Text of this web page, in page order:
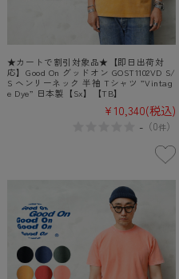
★カートで割引対象品★【即日出荷対
応】Good On グッドオン GOST1102VD S/
S ヘンリーネック 半袖 Tシャツ ”Vintag
e Dye” 日本製【Sx】【TB】
¥10,340(税込)
-（0件）